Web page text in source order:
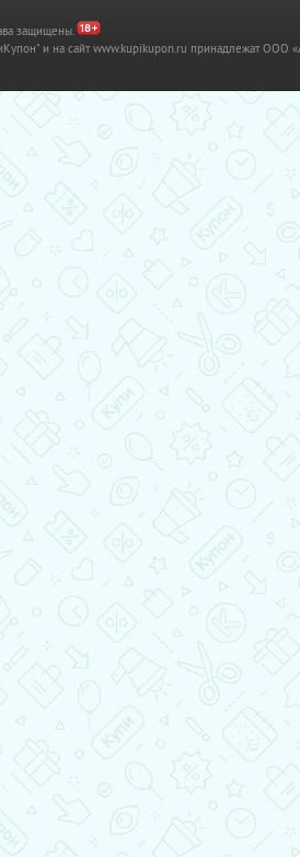
защищены.
и на сайт www.kupikupon.ru принадлежат